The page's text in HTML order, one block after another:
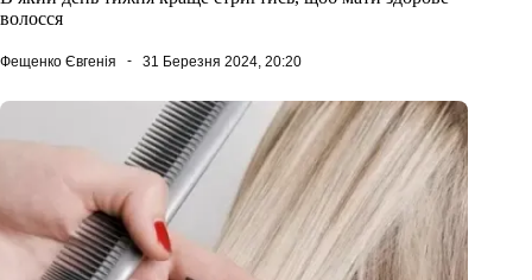
волосся
Фещенко Євгенія 31 Березня 2024, 20:20